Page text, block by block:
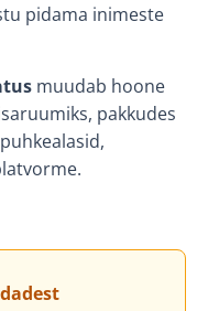
pidama inimeste
muudab hoone
pakkudes